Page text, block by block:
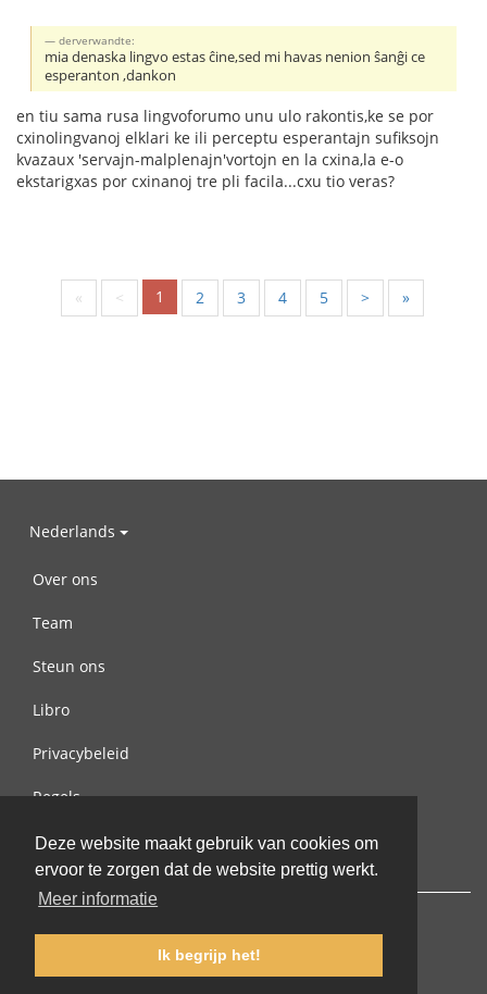
Deze website maakt gebruik van cookies om
ervoor te zorgen dat de website prettig werkt.
Meer informatie
Ik begrijp het!
derverwandte:
mia denaska lingvo estas ĉine,sed mi havas nenion ŝanĝi ce
esperanton ,dankon
en tiu sama rusa lingvoforumo unu ulo rakontis,ke se por
cxinolingvanoj elklari ke ili perceptu esperantajn sufiksojn
kvazaux 'servajn-malplenajn'vortojn en la cxina,la e-o
ekstarigxas por cxinanoj tre pli facila...cxu tio veras?
« < 1 2 3 4 5 > »
Nederlands
Over ons
Team
Steun ons
Libro
Privacybeleid
Regels
Contact met ons opnemen
© 2002-2026 lernu.net |Impressum